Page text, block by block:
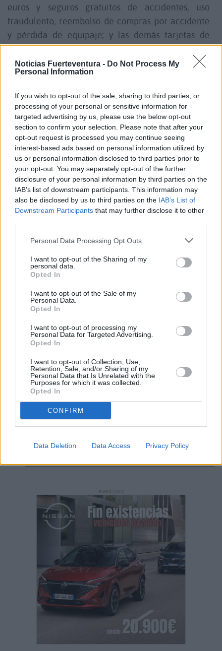
Noticias Fuerteventura - Do Not Process My
Personal Information
If you wish to opt-out of the sale, sharing to third parties, or
processing of your personal or sensitive information for
targeted advertising by us, please use the below opt-out
section to confirm your selection. Please note that after your
opt-out request is processed you may continue seeing
interest-based ads based on personal information utilized by
us or personal information disclosed to third parties prior to
your opt-out. You may separately opt-out of the further
disclosure of your personal information by third parties on the
IAB’s list of downstream participants. This information may
also be disclosed by us to third parties on the IAB’s List of
Downstream Participants that may further disclose it to other
Personal Data Processing Opt Outs
I want to opt-out of the Sharing of my
personal data.
Opted In
I want to opt-out of the Sale of my
Personal Data.
Opted In
I want to opt-out of processing my
Personal Data for Targeted Advertising.
Opted In
I want to opt-out of Collection, Use,
Retention, Sale, and/or Sharing of my
Personal Data that Is Unrelated with the
Purposes for which it was collected.
Opted In
CONFIRM
Data Deletion Data Access Privacy Policy
euros y seguros gratuitos de accidentes, uso
fraudulento, reembolso de compras por accidente
y pérdida de equipaje; y las demás tarjetas de
crédito con flexibilidad total para aplazar las
compras, opción de pago contactless, máxima
seguridad EMV, servicio de hucha electrónica y
personalización de la tarjeta. Asimismo, quienes
busquen casa tendrán financiación a medida en
todas las viviendas del catálogo de Cimenta2.
El objetivo de este programa de productos y
servicios financieros de Cajamar es dar respuesta a
las necesidades de crédito de los empleados de las
instituciones públicas canarias.
Comentarios (0)
Fallece un bebé de 20 meses por un
HUMANOS?. Por Maite de Vera Cabrera
Incendio en Parque Holandés
PUBLICIDAD